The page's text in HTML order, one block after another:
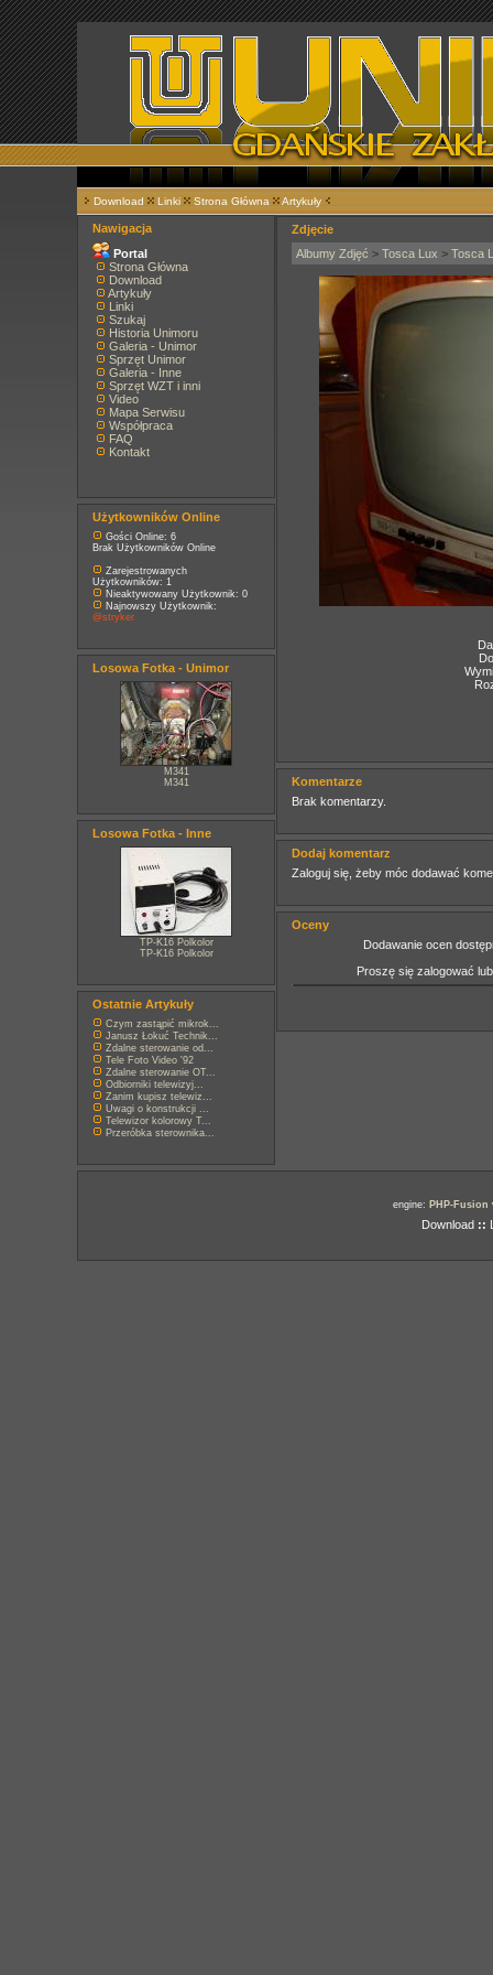
Download Linki Strona Główna Artykuły
Nawigacja
Portal
Strona Główna
Download
Artykuły
Linki
Szukaj
Historia Unimoru
Galeria - Unimor
Sprzęt Unimor
Galeria - Inne
Sprzęt WZT i inni
Video
Mapa Serwisu
Współpraca
FAQ
Kontakt
Użytkowników Online
Gości Online: 6
Brak Użytkowników Online
Zarejestrowanych
Użytkowników: 1
Nieaktywowany Użytkownik: 0
Najnowszy Użytkownik:
@stryker
Losowa Fotka - Unimor
M341
M341
Losowa Fotka - Inne
TP-K16 Polkolor
TP-K16 Polkolor
Ostatnie Artykuły
Czym zastąpić mikrok...
Janusz Łokuć Technik...
Zdalne sterowanie od...
Tele Foto Video '92
Zdalne sterowanie OT...
Odbiorniki telewizyj...
Zanim kupisz telewiz...
Uwagi o konstrukcji ...
Telewizor kolorowy T...
Przeróbka sterownika...
Zdjęcie
Albumy Zdjęć > Tosca Lux > Tosca
Komentarze
Brak komentarzy.
Dodaj komentarz
Zaloguj się, żeby móc dodawać
Oceny
Dodawanie ocen
Proszę się zalogować
engine: PHP-Fusion
Download ::